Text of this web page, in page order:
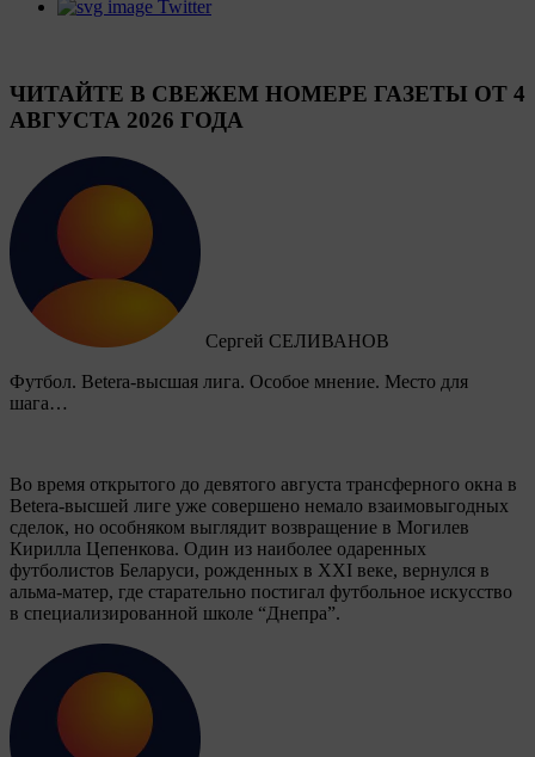
Twitter
ЧИТАЙТЕ В СВЕЖЕМ НОМЕРЕ ГАЗЕТЫ ОТ 4
АВГУСТА 2026 ГОДА
Сергей СЕЛИВАНОВ
Футбол. Betera-высшая лига. Особое мнение. Место для
шага…
Во время открытого до девятого августа трансферного окна в
Betera-высшей лиге уже совершено немало взаимовыгодных
сделок, но особняком выглядит возвращение в Могилев
Кирилла Цепенкова. Один из наиболее одаренных
футболистов Беларуси, рожденных в XXI веке, вернулся в
альма-матер, где старательно постигал футбольное искусство
в специализированной школе “Днепра”.